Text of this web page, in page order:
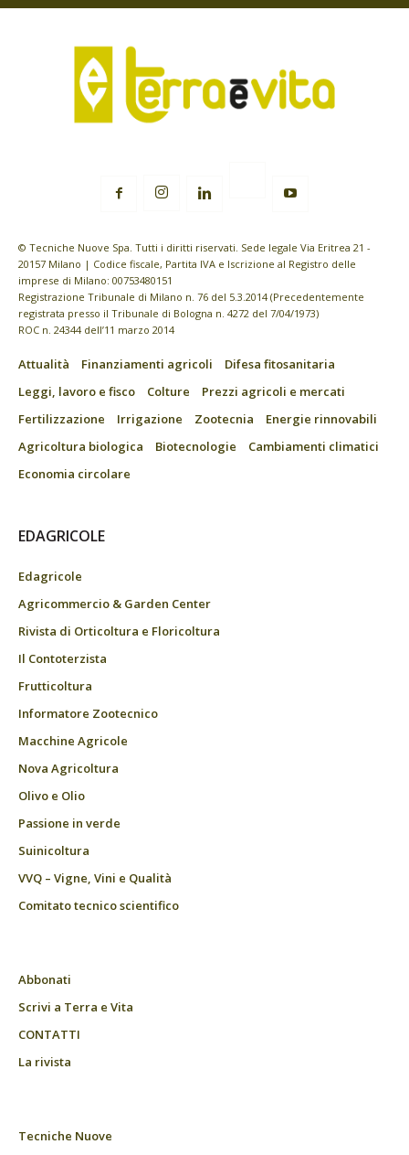
© Tecniche Nuove Spa. Tutti i diritti riservati. Sede legale Via Eritrea 21 -
20157 Milano | Codice fiscale, Partita IVA e Iscrizione al Registro delle
imprese di Milano: 00753480151
Registrazione Tribunale di Milano n. 76 del 5.3.2014 (Precedentemente
registrata presso il Tribunale di Bologna n. 4272 del 7/04/1973)
ROC n. 24344 dell’11 marzo 2014
Attualità Finanziamenti agricoli
Difesa fitosanitaria
Leggi, lavoro e fisco
Colture
Prezzi agricoli e mercati
Fertilizzazione
Irrigazione Zootecnia
Energie rinnovabili
Agricoltura biologica
Biotecnologie
Cambiamenti climatici
Economia circolare
EDAGRICOLE
Edagricole
Agricommercio & Garden Center
Rivista di Orticoltura e Floricoltura
Il Contoterzista
Frutticoltura
Informatore Zootecnico
Macchine Agricole
Nova Agricoltura
Olivo e Olio
Passione in verde
Suinicoltura
VVQ – Vigne, Vini e Qualità
Comitato tecnico scientifico
Abbonati
Scrivi a Terra e Vita
CONTATTI
La rivista
Tecniche Nuove